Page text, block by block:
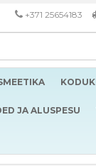
+371 25654183
JA ALUSPESU